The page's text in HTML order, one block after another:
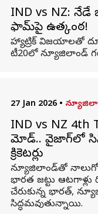
IND vs NZ:
ఫామ్‌పై ఉత్కంఠ!
హ్యాట్రిక్‌ విజయాలతో
టీ20లో న్యూజిలాండ్‌
27 Jan 2026 •
IND vs NZ 4th
మోడ్‌.. వైజాగ్‌లో
క్రికెటర్లు
న్యూజిలాండ్‌తో నాలుగో
భారత జట్టు
చేరుకున్న భారత్,
సిద్ధమవుతున్నాయి.